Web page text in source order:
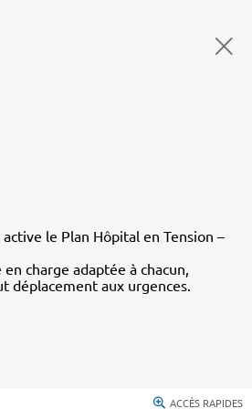
le Plan Hôpital en Tension –
charge adaptée à chacun,
déplacement aux urgences.
ACCÈS RAPIDES